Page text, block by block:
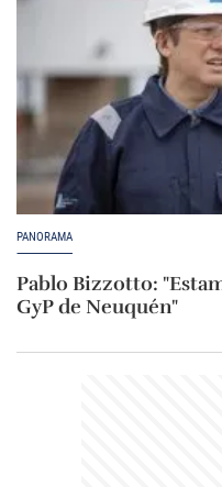
PANORAMA
Pablo Bizzotto:
GyP de Neuquén"